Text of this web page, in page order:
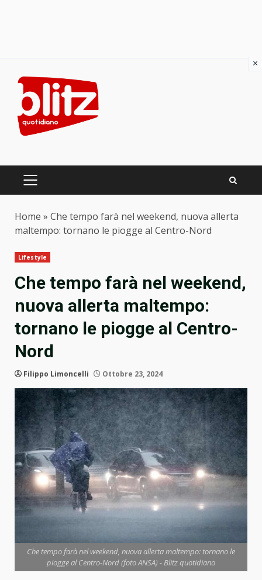
content
PRIMARY
Home » Che tempo farà nel weekend, nuova allerta
maltempo: tornano le piogge al Centro-Nord
Lifestyle
Che tempo farà nel weekend,
nuova allerta maltempo:
tornano le piogge al Centro-
Nord
Filippo Limoncelli Ottobre 23, 2024
Che tempo farà nel weekend, nuova allerta maltempo: tornano le
piogge al Centro-Nord (foto ANSA) - Blitz quotidiano
×